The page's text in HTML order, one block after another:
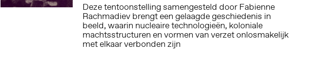
Deze tentoonstelling samengesteld door Fabienne
Rachmadiev brengt een gelaagde geschiedenis in
beeld, waarin nucleaire technologieën, koloniale
machtsstructuren en vormen van verzet onlosmakelijk
met elkaar verbonden zijn